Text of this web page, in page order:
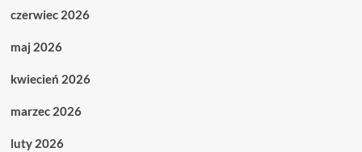
czerwiec 2026
maj 2026
kwiecień 2026
marzec 2026
luty 2026